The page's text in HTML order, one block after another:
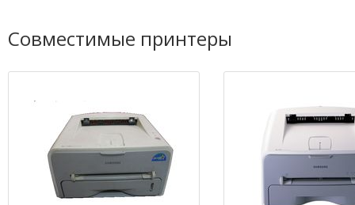
Совместимые принтеры